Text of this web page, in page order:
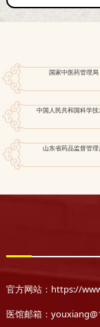
国家中医药管理局
中国人民共和国科学
山东省药品监督管理
官方网站：https://
医馆邮箱：